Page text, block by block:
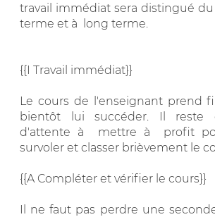
travail immédiat sera distingué
terme et à long terme.
{{I Travail immédiat}}
Le cours de l'enseignant prend
bientôt lui succéder. Il reste
d'attente à mettre à profit
survoler et classer brièvement le
{{A Compléter et vérifier le cours}}
Il ne faut pas perdre une